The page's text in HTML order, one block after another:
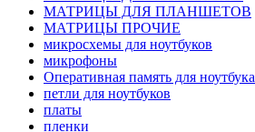
МАТРИЦЫ ДЛЯ ПЛАНШЕТОВ
МАТРИЦЫ ПРОЧИЕ
микросхемы для ноутбуков
микрофоны
Оперативная память для ноутбука
петли для ноутбуков
платы
пленки